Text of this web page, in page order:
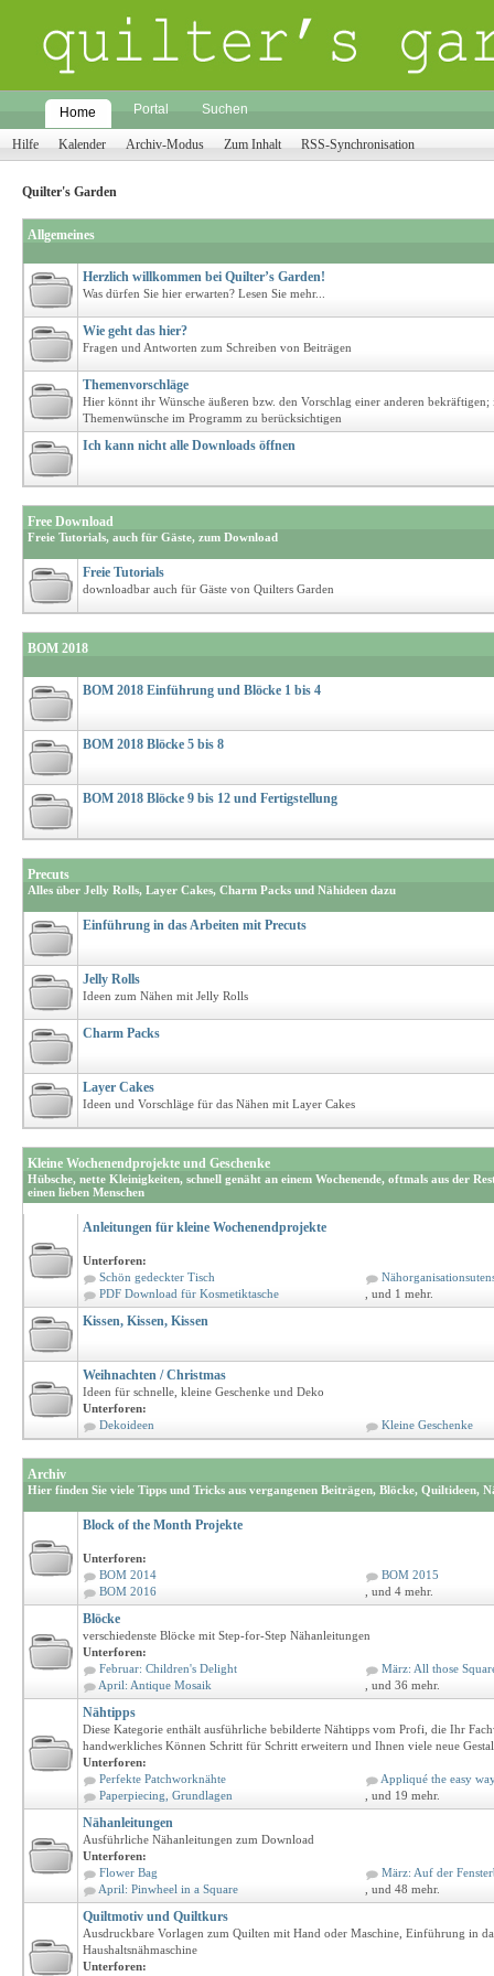
Home Portal Suchen
Hilfe Kalender Archiv-Modus Zum Inhalt RSS-Synchronisation
Quilter's Garden
Allgemeines
Herzlich willkommen bei Quilter’s Garden!
Was dürfen Sie hier erwarten? Lesen Sie mehr...
Wie geht das hier?
Fragen und Antworten zum Schreiben von Beiträgen
Themenvorschläge
Hier könnt ihr Wünsche äußeren bzw. den Vorschlag einer anderen
Themenwünsche im Programm zu berücksichtigen
Ich kann nicht alle Downloads öffnen
Free Download
Freie Tutorials, auch für Gäste, zum Download
Freie Tutorials
downloadbar auch für Gäste von Quilters Garden
BOM 2018
BOM 2018 Einführung und Blöcke 1 bis 4
BOM 2018 Blöcke 5 bis 8
BOM 2018 Blöcke 9 bis 12 und Fertigstellung
Precuts
Alles über Jelly Rolls, Layer Cakes, Charm Packs und Nähideen dazu
Einführung in das Arbeiten mit Precuts
Jelly Rolls
Ideen zum Nähen mit Jelly Rolls
Charm Packs
Layer Cakes
Ideen und Vorschläge für das Nähen mit Layer Cakes
Kleine Wochenendprojekte und Geschenke
Hübsche, nette Kleinigkeiten, schnell genäht an einem Wochenende, oftmals aus der
einen lieben Menschen
Anleitungen für kleine Wochenendprojekte
Unterforen:
Schön gedeckter Tisch
PDF Download für Kosmetiktasche
, und 1 mehr.
Kissen, Kissen, Kissen
Weihnachten / Christmas
Ideen für schnelle, kleine Geschenke und Deko
Unterforen:
Dekoideen
Kleine Geschenke
Archiv
Hier finden Sie viele Tipps und Tricks aus vergangenen Beiträgen, Blöcke, Quiltideen,
Block of the Month Projekte
Unterforen:
BOM 2014
BOM 2015
BOM 2016
, und 4 mehr.
Blöcke
verschiedenste Blöcke mit Step-for-Step Nähanleitungen
Unterforen:
Februar: Children's Delight
März: All those
April: Antique Mosaik
, und 36 mehr.
Nähtipps
Diese Kategorie enthält ausführliche bebilderte Nähtipps vom Profi, die Ihr
handwerkliches Können Schritt für Schritt erweitern und Ihnen viele neue
Unterforen:
Perfekte Patchworknähte
Appliqué the easy
Paperpiecing, Grundlagen
, und 19 mehr.
Nähanleitungen
Ausführliche Nähanleitungen zum Download
Unterforen:
Flower Bag
März: Auf der
April: Pinwheel in a Square
, und 48 mehr.
Quiltmotiv und Quiltkurs
Ausdruckbare Vorlagen zum Quilten mit Hand oder Maschine, Einführung in
Haushaltsnähmaschine
Unterforen: